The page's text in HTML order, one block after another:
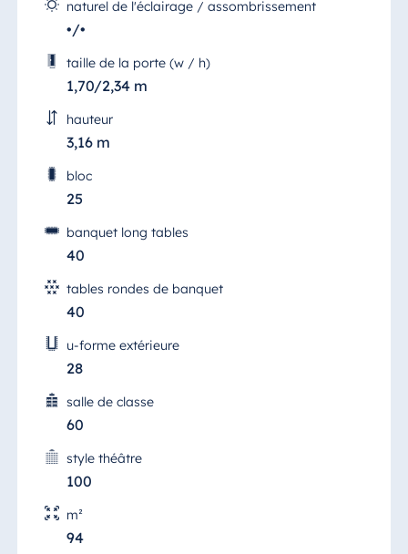
naturel de l'éclairage / assombrissement
•/•
taille de la porte (w / h)
1,70/2,34 m
hauteur
3,16 m
bloc
25
banquet long tables
40
tables rondes de banquet
40
u-forme extérieure
28
salle de classe
60
style théâtre
100
m²
94
Salon Travemuende
Vous êtes à la recherche d'un endroit calme